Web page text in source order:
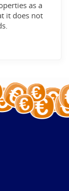
as a
it does not